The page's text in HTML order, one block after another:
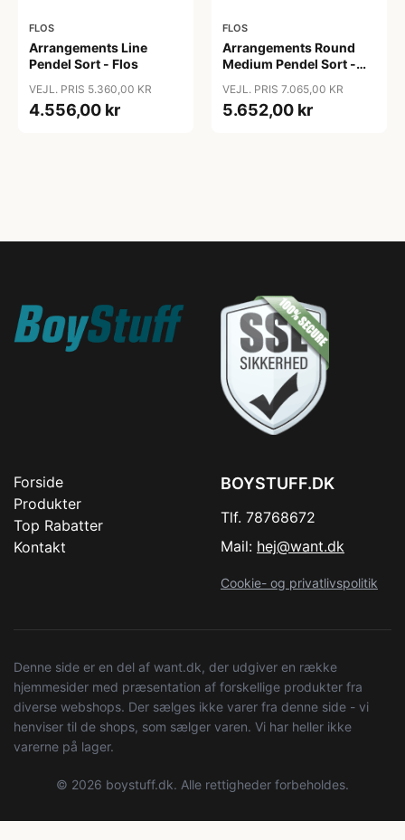
FLOS
Arrangements Line
Pendel Sort - Flos
VEJL. PRIS 5.360,00 KR
4.556,00 kr
FLOS
Arrangements Round
Medium Pendel Sort -
VEJL. PRIS 7.065,00 KR
5.652,00 kr
Forside
Produkter
Top Rabatter
Kontakt
BOYSTUFF.DK
Tlf. 78768672
Mail: hej@want.dk
Cookie- og privatlivspolitik
Denne side er en del af want.dk, der udgiver en række
hjemmesider med præsentation af forskellige produkter fra
diverse webshops. Der sælges ikke varer fra denne side - vi
henviser til de shops, som sælger varen. Vi har heller ikke
varerne på lager.
© 2026 boystuff.dk. Alle rettigheder forbeholdes.